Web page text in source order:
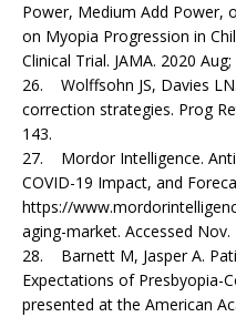
Power, Medium Add Power,
on Myopia Progression in
Clinical Trial. JAMA. 2020
26. Wolffsohn JS, Davies
correction strategies. Prog
143.
27. Mordor Intelligence.
COVID-19 Impact, and
https://
aging-market. Accessed Nov.
28. Barnett M, Jasper A.
Expectations of Presbyopia-
presented at the American